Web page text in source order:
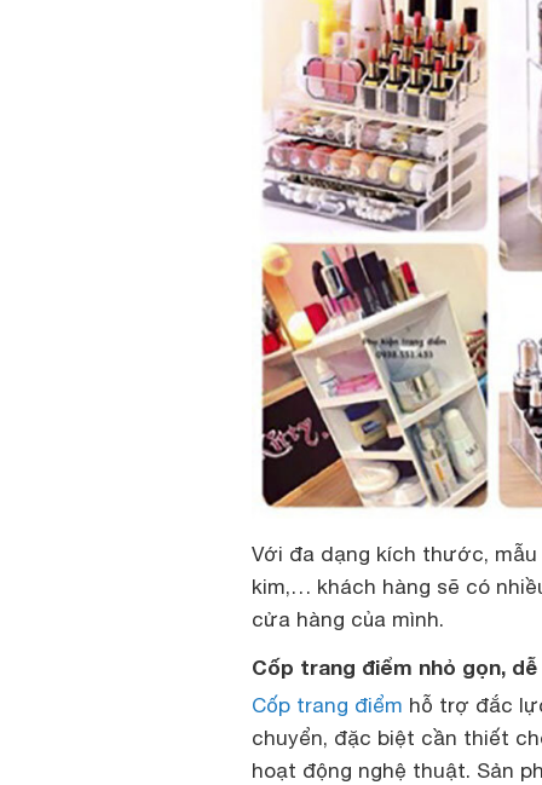
Với đa dạng kích thước,
kim,… khách hàng sẽ có
cửa hàng của mình.
Cốp trang điểm nhỏ gọn,
Cốp trang điểm hỗ trợ đắc
chuyển, đặc biệt cần thiết
hoạt động nghệ thuật. Sản